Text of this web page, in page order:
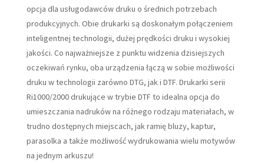
opcja dla usługodawców druku o średnich potrzebach
produkcyjnych. Obie drukarki są doskonałym połączeniem
inteligentnej technologii, dużej prędkości druku i wysokiej
jakości. Co najważniejsze z punktu widzenia dzisiejszych
oczekiwań rynku, oba urządzenia łączą w sobie możliwości
druku w technologii zarówno DTG, jak i DTF. Drukarki serii
Ri1000/2000 drukujące w trybie DTF to idealna opcja do
umieszczania nadruków na różnego rodzaju materiałach, w
trudno dostępnych miejscach, jak ramię bluzy, kaptur,
parasolka a także możliwość wydrukowania wielu motywów
na jednym arkuszu!